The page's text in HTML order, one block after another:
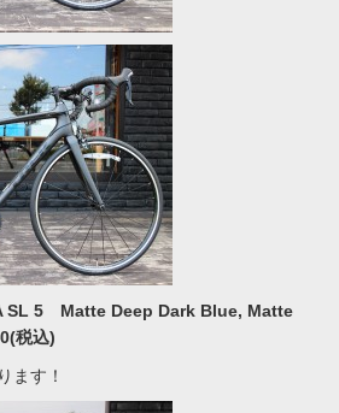
5 Matte Deep Dark Blue, Matte
税込)
ます！